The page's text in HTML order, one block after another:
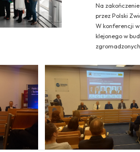
Na
przez Polski
W konferencji
klejonego w